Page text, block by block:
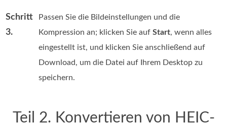
Schritt
3.
Passen Sie die Bildeinstellungen und die
Kompression an; klicken Sie aufStart, wenn alles
eingestellt ist, und klicken Sie anschließend auf
Download, um die Datei auf Ihrem Desktop zu
speichern.
Teil 2. Konvertieren von HEIC-